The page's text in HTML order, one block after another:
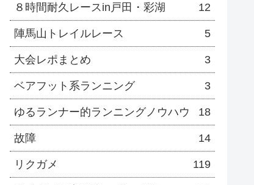
８時間耐久レースin戸田・彩湖 12
陣馬山トレイルレース 5
大会レポまとめ 3
ベアフット系ランニング 3
ゆるランナー的ランニングノウハウ 18
故障 14
リクガメ 119